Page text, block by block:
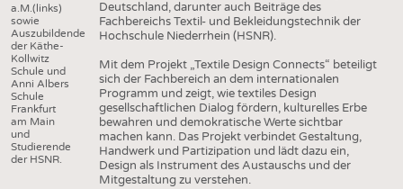
a.M.(links)
sowie
Auszubildende
der Käthe-
Kollwitz
Schule und
Anni Albers
Schule
Frankfurt
am Main
und
Studierende
der HSNR.
Deutschland, darunter auch Beiträge des
Fachbereichs Textil- und Bekleidungstechnik der
Hochschule Niederrhein (HSNR).
Mit dem Projekt „Textile Design Connects“ beteiligt
sich der Fachbereich an dem internationalen
Programm und zeigt, wie textiles Design
gesellschaftlichen Dialog fördern, kulturelles Erbe
bewahren und demokratische Werte sichtbar
machen kann. Das Projekt verbindet Gestaltung,
Handwerk und Partizipation und lädt dazu ein,
Design als Instrument des Austauschs und der
Mitgestaltung zu verstehen.